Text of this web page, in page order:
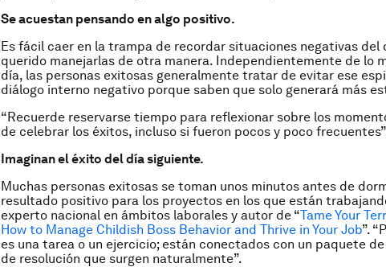
Se acuestan pensando en algo positivo.
Es fácil caer en la trampa de recordar situaciones negativas del
querido manejarlas de otra manera. Independientemente de lo
día, las personas exitosas generalmente tratar de evitar ese
diálogo interno negativo porque saben que solo generará más
“Recuerde reservarse tiempo para reflexionar sobre los
de celebrar los éxitos, incluso si fueron pocos y poco
Imaginan el éxito del día siguiente.
Muchas personas exitosas se toman unos minutos antes de
resultado positivo para los proyectos en los que están
experto nacional en ámbitos laborales y autor de “Tame Your
How to Manage Childish Boss Behavior and Thrive in Your Job”.
es una tarea o un ejercicio; están conectados con un paquete
de resolución que surgen naturalmente”.